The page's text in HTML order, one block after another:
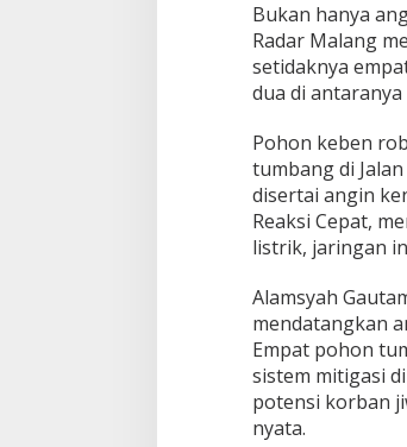
U
s
a
i
A
g
i
n
K
e
n
a
n
g
d
a
n
Bukan hanya
Radar Malang
setidaknya
dua di antaranya
Pohon keben
tumbang di
disertai angin
Reaksi Cepat,
listrik, jaringan
Alamsyah
mendatangkan
Empat pohon
sistem mitigasi
potensi korban
nyata.